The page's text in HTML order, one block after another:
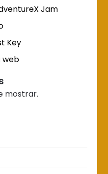
Jam
Key
web
mostrar.